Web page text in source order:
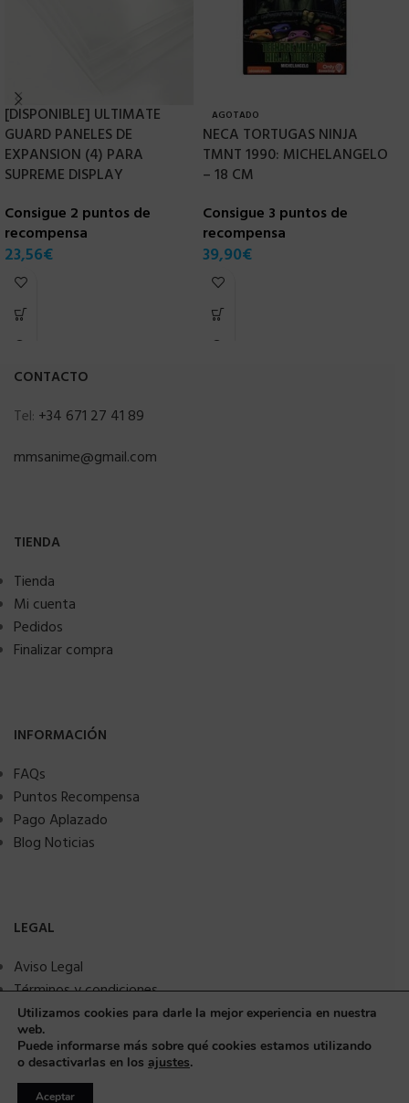
[DISPONIBLE] ULTIMATE
GUARD PANELES DE
EXPANSION (4) PARA
SUPREME DISPLAY
Consigue 2 puntos de
recompensa
23,56€
AGOTADO
NECA TORTUGAS NINJA
TMNT 1990: MICHELANGELO
– 18 CM
Consigue 3 puntos de
recompensa
39,90€
CONTACTO
Tel: +34 671 27 41 89
mmsanime@gmail.com
TIENDA
Tienda
Mi cuenta
Pedidos
Finalizar compra
INFORMACIÓN
FAQs
Puntos Recompensa
Pago Aplazado
Blog Noticias
LEGAL
Aviso Legal
Términos y condiciones
Política de privacidad
Política de Cookies
Seguridad y protección a compradores
Utilizamos cookies para darle la mejor experiencia en nuestra
web.
Puede informarse más sobre qué cookies estamos utilizando
o desactivarlas en los ajustes.
Aceptar